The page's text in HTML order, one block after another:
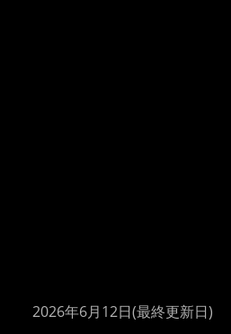
2026年6月12日(最終更新日)